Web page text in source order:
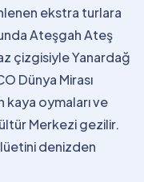
ekstra turlara
Ateşgah Ateş
çizgisiyle Yanardağ
Dünya Mirası
kaya oymaları ve
Merkezi gezilir.
denizden